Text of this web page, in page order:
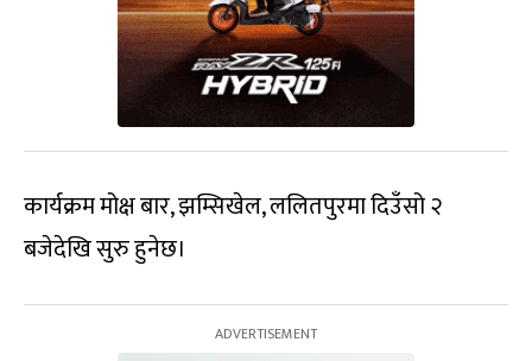
कार्यक्रम मोक्ष बार, झम्सिखेल, ललितपुरमा दिउँसो २
बजेदेखि सुरु हुनेछ।